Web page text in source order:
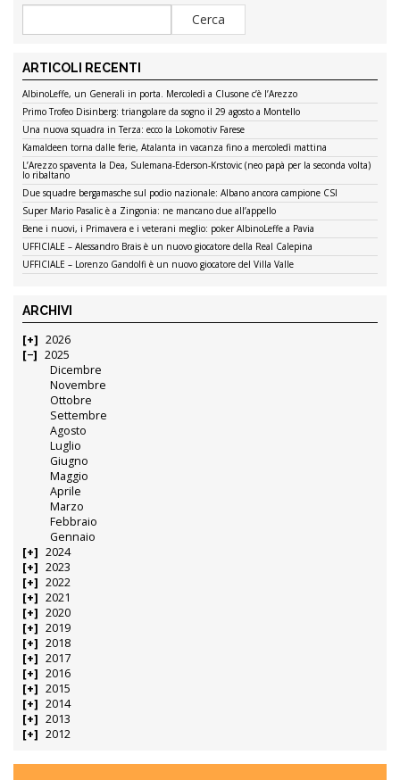
ARTICOLI RECENTI
AlbinoLeffe, un Generali in porta. Mercoledì a Clusone c’è l’Arezzo
Primo Trofeo Disinberg: triangolare da sogno il 29 agosto a Montello
Una nuova squadra in Terza: ecco la Lokomotiv Farese
Kamaldeen torna dalle ferie, Atalanta in vacanza fino a mercoledì mattina
L’Arezzo spaventa la Dea, Sulemana-Ederson-Krstovic (neo papà per la seconda volta)
lo ribaltano
Due squadre bergamasche sul podio nazionale: Albano ancora campione CSI
Super Mario Pasalic è a Zingonia: ne mancano due all’appello
Bene i nuovi, i Primavera e i veterani meglio: poker AlbinoLeffe a Pavia
UFFICIALE – Alessandro Brais è un nuovo giocatore della Real Calepina
UFFICIALE – Lorenzo Gandolfi è un nuovo giocatore del Villa Valle
ARCHIVI
2026
2025
Dicembre
Novembre
Ottobre
Settembre
Agosto
Luglio
Giugno
Maggio
Aprile
Marzo
Febbraio
Gennaio
2024
2023
2022
2021
2020
2019
2018
2017
2016
2015
2014
2013
2012